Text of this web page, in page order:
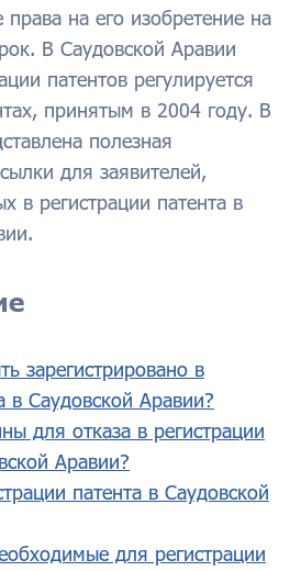
на его изобретение на
В Саудовской Аравии
патентов регулируется
принятым в 2004 году. В
полезная
для заявителей,
в регистрации патента в
зарегистрировано в
в Саудовской Аравии?
для отказа в регистрации
Аравии?
патента в Саудовской
для регистрации